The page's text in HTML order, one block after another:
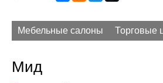
Мебельные салоны Торговые
Мид